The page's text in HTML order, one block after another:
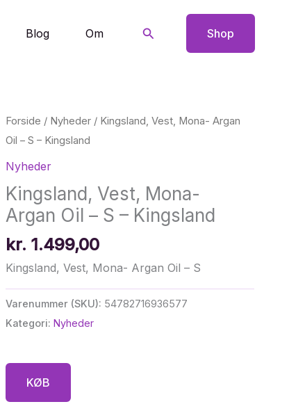
Blog Om Søg Shop
Forside / Nyheder/ Kingsland, Vest, Mona- Argan
Oil – S – Kingsland
Nyheder
Kingsland, Vest, Mona-
Argan Oil – S – Kingsland
kr. 1.499,00
Kingsland, Vest, Mona- Argan Oil – S
Varenummer (SKU): 54782716936577
Kategori: Nyheder
KØB